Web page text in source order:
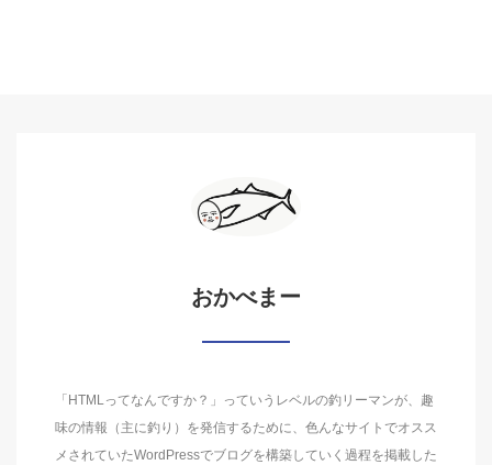
おかべまー
「HTMLってなんですか？」っていうレベルの釣リーマンが、趣
味の情報（主に釣り）を発信するために、色んなサイトでオスス
メされていたWordPressでブログを構築していく過程を掲載した